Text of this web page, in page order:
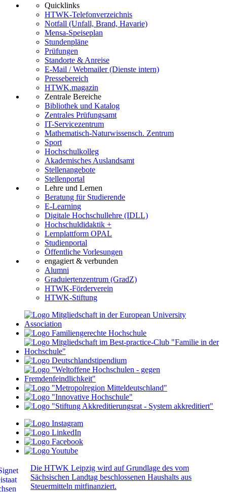
Quicklinks
HTWK-Telefonverzeichnis
Notfall (Unfall, Brand, Havarie)
Mensa-Speiseplan
Stundenpläne
Prüfungen
Standorte & Anreise
E-Mail / Webmailer (Dienste intern)
Pressebereich
HTWK.magazin
Zentrale Bereiche
Bibliothek und Katalog
Zentrales Prüfungsamt
IT-Servicezentrum
Mathematisch-Naturwissensch. Zentrum
Sport
Hochschulkolleg
Akademisches Auslandsamt
Stellenangebote
Stellenportal
Lehre und Lernen
Beratung für Studierende
E-Learning
Digitale Hochschullehre (IDLL)
Hochschuldidaktik +
Lernplattform OPAL
Studienportal
Öffentliche Vorlesungen
engagiert & verbunden
Alumni
Graduiertenzentrum (GradZ)
HTWK-Förderverein
HTWK-Stiftung
Die HTWK Leipzig wird auf Grundlage des vom
Sächsischen Landtag beschlossenen Haushalts aus
Steuermitteln mitfinanziert.